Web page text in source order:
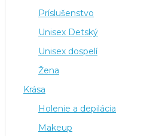
Príslušenstvo
Unisex Detský
Unisex dospelí
Žena
Krása
Holenie a depilácia
Makeup